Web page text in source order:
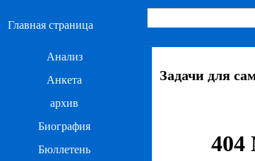
Главная страница
Анализ
Анкета
архив
Биография
Бюллетень
Задачи для